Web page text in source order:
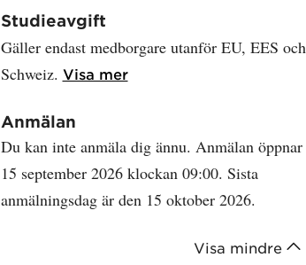
Visa mindre
Studieavgift
Gäller endast medborgare utanför EU, EES och
Schweiz. Visa merLäs mer om Studieavgift
Anmälan
Du kan inte anmäla dig ännu. Anmälan öppnar
15 september 2026 klockan 09:00. Sista
anmälningsdag är den 15 oktober 2026.